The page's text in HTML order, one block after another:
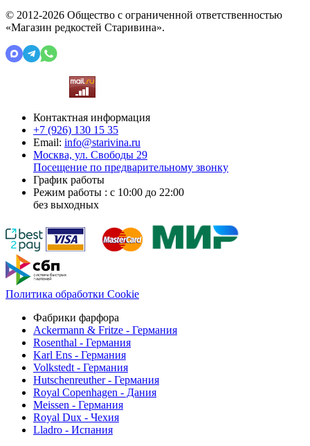
© 2012-2026 Общество с ограниченной ответственностью
«Магазин редкостей Старивина».
Контактная информация
+7 (926) 130 15 35
Email: info@starivina.ru
Москва, ул. Свободы 29
Посещение по предварительному звонку
График работы
Режим работы : с 10:00 до 22:00
без выходных
Политика обработки Cookie
Фабрики фарфора
Ackermann & Fritze - Германия
Rosenthal - Германия
Karl Ens - Германия
Volkstedt - Германия
Hutschenreuther - Германия
Royal Copenhagen - Дания
Meissen - Германия
Royal Dux - Чехия
Lladro - Испания